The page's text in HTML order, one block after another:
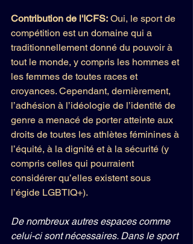
Contribution de l'ICFS: Oui, le sport de
compétition est un domaine qui a
traditionnellement donné du pouvoir à
tout le monde, y compris les hommes et
les femmes de toutes races et
croyances. Cependant, dernièrement,
l’adhésion à l’idéologie de l’identité de
genre a menacé de porter atteinte aux
droits de toutes les athlètes féminines à
l’équité, à la dignité et à la sécurité (y
compris celles qui pourraient
considérer qu’elles existent sous
l’égide LGBTIQ+).
De nombreux autres espaces comme
celui-ci sont nécessaires. Dans le sport